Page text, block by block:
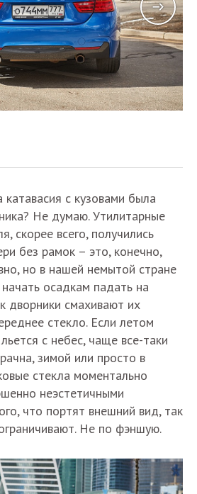
с кузовами была
Не думаю. Утилитарные
скорее всего, получились
без рамок – это, конечно,
но в нашей немытой стране
осадкам падать на
дворники смахивают их
стекло. Если летом
с небес, чаще все-таки
зимой или просто в
стекла моментально
неэстетичными
что портят внешний вид, так
Не по фэншую.